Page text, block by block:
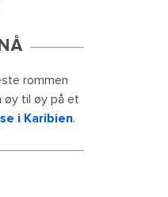
rommen
øy til øy på et
i Karibien.